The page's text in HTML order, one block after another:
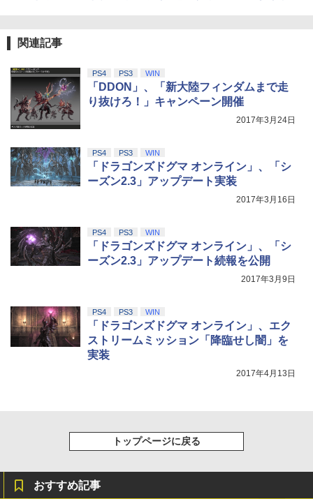
関連記事
PS4 PS3 WIN
「DDON」、「新大陸フィンダムまで走
り抜けろ！」キャンペーン開催
2017年3月24日
PS4 PS3 WIN
「ドラゴンズドグマ オンライン」、「シ
ーズン2.3」アップデート実装
2017年3月16日
PS4 PS3 WIN
「ドラゴンズドグマ オンライン」、「シ
ーズン2.3」アップデート続報を公開
2017年3月9日
PS4 PS3 WIN
「ドラゴンズドグマ オンライン」、エク
ストリームミッション「降臨せし闇」を
実装
2017年4月13日
トップページに戻る
おすすめ記事